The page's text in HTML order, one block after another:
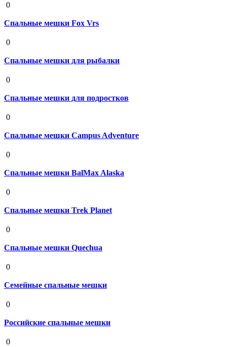
0
Спальные мешки Fox Vrs
0
Спальные мешки для рыбалки
0
Спальные мешки для подростков
0
Спальные мешки Campus Adventure
0
Спальные мешки BalMax Alaska
0
Спальные мешки Trek Planet
0
Спальные мешки Quechua
0
Семейные спальные мешки
0
Российские спальные мешки
0